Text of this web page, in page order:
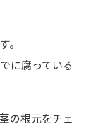
。
に腐っている
の根元をチェ